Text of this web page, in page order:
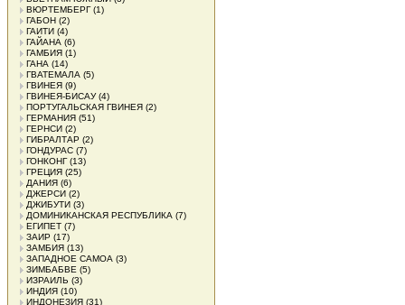
ВЮРТЕМБЕРГ(1)
ГАБОН (2)
ГАИТИ (4)
ГАЙАНА (6)
ГАМБИЯ (1)
ГАНА (14)
ГВАТЕМАЛА (5)
ГВИНЕЯ (9)
ГВИНЕЯ-БИСАУ(4)
ПОРТУГАЛЬСКАЯ ГВИНЕЯ (2)
ГЕРМАНИЯ (51)
ГЕРНСИ (2)
ГИБРАЛТАР (2)
ГОНДУРАС (7)
ГОНКОНГ(13)
ГРЕЦИЯ (25)
ДАНИЯ (6)
ДЖЕРСИ (2)
ДЖИБУТИ (3)
ДОМИНИКАНСКАЯ РЕСПУБЛИКА (7)
ЕГИПЕТ (7)
ЗАИР (17)
ЗАМБИЯ (13)
ЗАПАДНОЕ САМОА (3)
ЗИМБАБВЕ (5)
ИЗРАИЛЬ (3)
ИНДИЯ (10)
ИНДОНЕЗИЯ (31)